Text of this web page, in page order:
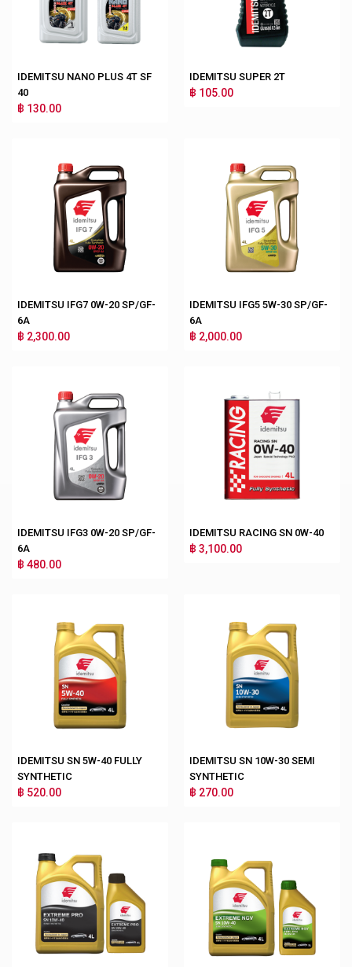
IDEMITSU NANO PLUS 4T SF
40
฿ 130.00
IDEMITSU SUPER 2T
฿ 105.00
IDEMITSU IFG7 0W-20 SP/GF-
6A
฿ 2,300.00
IDEMITSU IFG5 5W-30 SP/GF-
6A
฿ 2,000.00
IDEMITSU IFG3 0W-20 SP/GF-
6A
฿ 480.00
IDEMITSU RACING SN 0W-40
฿ 3,100.00
IDEMITSU SN 5W-40 FULLY
SYNTHETIC
฿ 520.00
IDEMITSU SN 10W-30 SEMI
SYNTHETIC
฿ 270.00